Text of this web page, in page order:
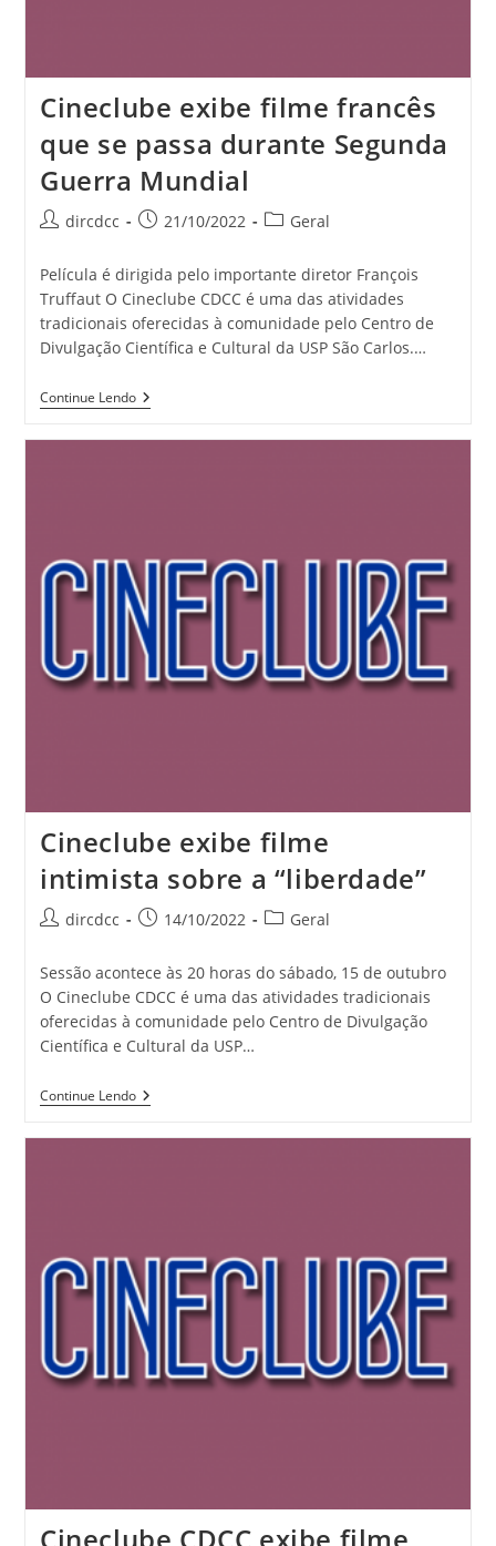
Cineclube exibe filme francês
que se passa durante Segunda
Guerra Mundial
dircdcc 21/10/2022 Geral
Película é dirigida pelo importante diretor François
Truffaut O Cineclube CDCC é uma das atividades
tradicionais oferecidas à comunidade pelo Centro de
Divulgação Científica e Cultural da USP São Carlos.…
Continue Lendo
Cineclube exibe filme
intimista sobre a “liberdade”
dircdcc 14/10/2022 Geral
Sessão acontece às 20 horas do sábado, 15 de outubro
O Cineclube CDCC é uma das atividades tradicionais
oferecidas à comunidade pelo Centro de Divulgação
Científica e Cultural da USP…
Continue Lendo